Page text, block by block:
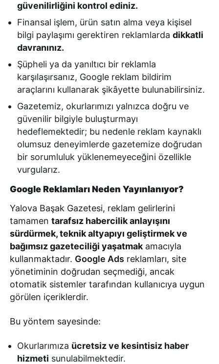
güvenilirliğini kontrol ediniz.
Finansal işlem, ürün satın alma veya kişisel
bilgi paylaşımı gerektiren reklamlardadikkatli
davranınız.
Şüpheli ya da yanıltıcı bir reklamla
karşılaşırsanız, Google reklam bildirim
araçlarını kullanarak şikâyette bulunabilirsiniz.
Gazetemiz, okurlarımızı yalnızca doğru ve
güvenilir bilgiyle buluşturmayı
hedeflemektedir; bu nedenle reklam kaynaklı
olumsuz deneyimlerde gazetemize doğrudan
bir sorumluluk yüklenemeyeceğini özellikle
vurgularız.
Google Reklamları Neden Yayınlanıyor?
Yalova Başak Gazetesi, reklam gelirlerini
tamamentarafsız habercilik anlayışını
sürdürmek, teknik altyapıyı geliştirmek ve
bağımsız gazeteciliği yaşatmak amacıyla
kullanmaktadır. Google Ads reklamları, site
yönetiminin doğrudan seçmediği, ancak
otomatik sistemler tarafından kullanıcıya uygun
görülen içeriklerdir.
Bu yöntem sayesinde:
Okurlarımıza ücretsiz ve kesintisiz haber
hizmeti sunulabilmektedir.